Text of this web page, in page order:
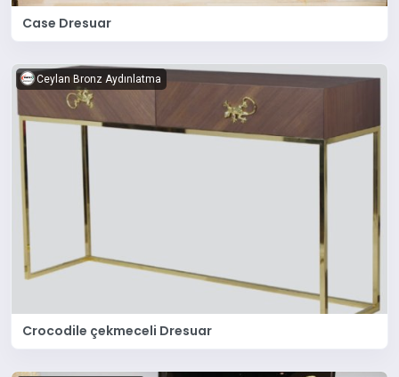
Case Dresuar
Ceylan Bronz Aydınlatma
Crocodile çekmeceli Dresuar